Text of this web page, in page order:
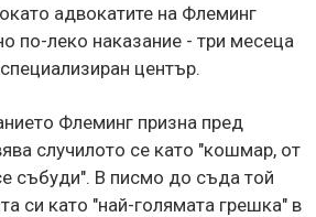
адвокатите на Флеминг
по-леко наказание - три месеца
център.
Флеминг призна пред
случилото се като "кошмар, от
събуди". В писмо до съда той
си като "най-голямата грешка" в